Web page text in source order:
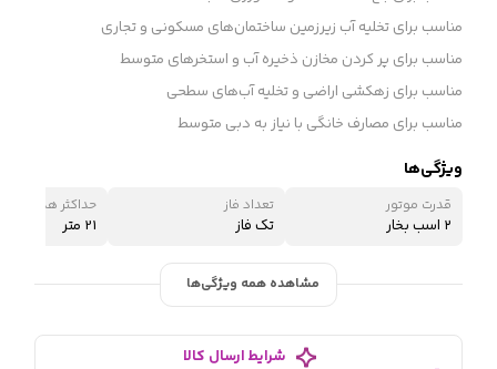
مناسب برای تخلیه آب زیرزمین ساختمان‌های مسکونی و تجاری
مناسب برای پر کردن مخازن ذخیره آب و استخرهای متوسط
مناسب برای زهکشی اراضی و تخلیه آب‌های سطحی
مناسب برای مصارف خانگی با نیاز به دبی متوسط
ویژگی‌ها
قدرت موتور
۲ اسب بخار
تعداد فاز
تک فاز
حداکثر هد
21 متر
مشاهده همه ویژگی‌ها
شرایط ارسال کالا